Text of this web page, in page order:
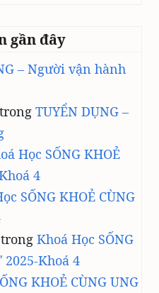
gần đây
– Người vận hành
trong TUYỂN DỤNG –
Học SỐNG KHOẺ
4
SỐNG KHOẺ CÙNG
trong Khoá Học SỐNG
2025-Khoá 4
KHOẺ CÙNG UNG